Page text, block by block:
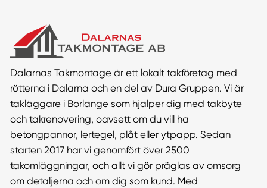
Dalarnas Takmontage är ett lokalt takföretag med
rötterna i Dalarna och en del av Dura Gruppen. Vi är
takläggare i Borlänge som hjälper dig med takbyte
och takrenovering, oavsett om du vill ha
betongpannor, lertegel, plåt eller ytpapp. Sedan
starten 2017 har vi genomfört över 2500
takomläggningar, och allt vi gör präglas av omsorg
om detaljerna och om dig som kund. Med